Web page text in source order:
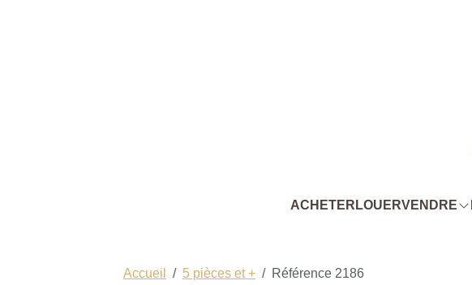
ACHETER LOUERVENDRE
Accueil 5 pièces et + Référence 2186